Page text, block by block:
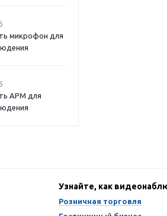
микрофон для
APM для
Узнайте, как
Розничная торговля